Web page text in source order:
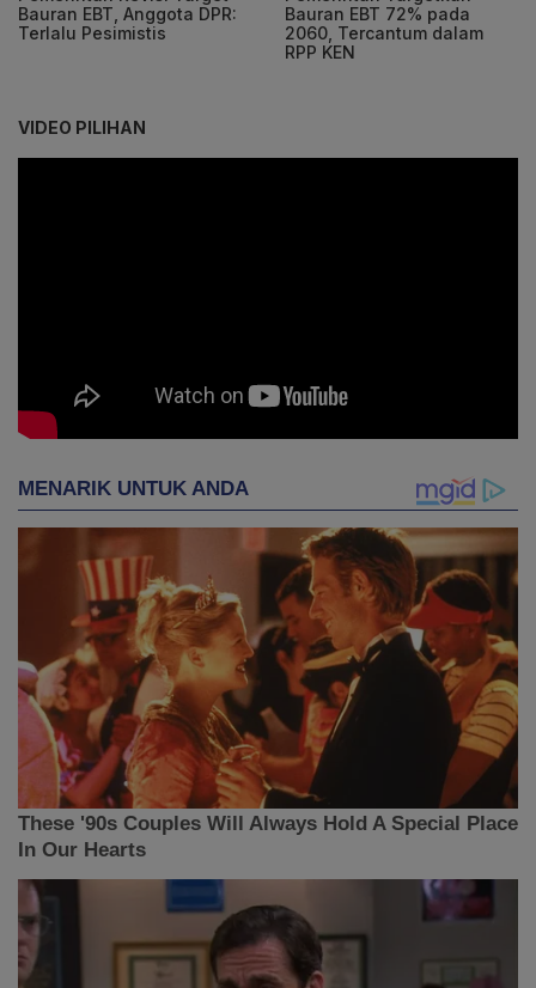
Bauran EBT, Anggota DPR:
Terlalu Pesimistis
Bauran EBT 72% pada
2060, Tercantum dalam
RPP KEN
VIDEO PILIHAN